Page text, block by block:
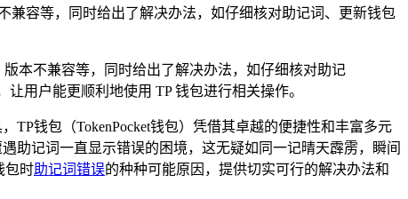
兼容等，同时给出了解决办法，如仔细核对助记词、更新钱包
本不兼容等，同时给出了解决办法，如仔细核对助记
用户能更顺利地使用 TP 钱包进行相关操作。
钱包（TokenPocket钱包）凭借其卓越的便捷性和丰富多元
助记词一直显示错误的困境，这无疑如同一记晴天霹雳，瞬间
包时助记词错误的种种可能原因，提供切实可行的解决办法和